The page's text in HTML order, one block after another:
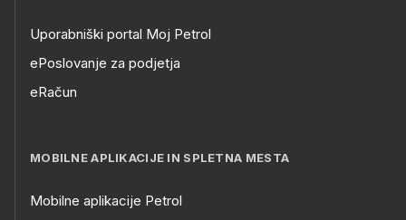
Uporabniški portal Moj Petrol
ePoslovanje za podjetja
eRačun
MOBILNE APLIKACIJE IN SPLETNA MESTA
Mobilne aplikacije Petrol